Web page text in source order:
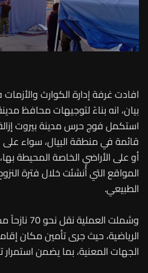
افادت غرفة إدارة الكوارث
بيان، انه بناءً لتوجيهات محافظ
استكمل فوج حرس مدينة بيروت
قائمة في منطقة البيال، سواء على
أو على الأراضي الخاصة المحيطة
المواقع التي أُنشئت خلال فترة
الطبيعي.
وشملت
الرياضية، حيث جرى تأمين مكان
الجهات المعنية، بما يضمن استمرار